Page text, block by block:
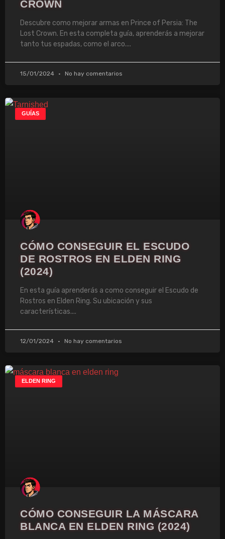
CROWN
Descubre como mejorar armas en Prince of Persia: The
Lost Crown. En esta completa guía, aprenderás a mejorar
tanto tus espadas, como el arco.
15/01/2024 No hay comentarios
GUÍAS
CÓMO CONSEGUIR EL ESCUDO
DE ROSTROS EN ELDEN RING
(2024)
En esta guía aprenderás a como conseguir el Escudo de
Rostros en Elden Ring. Su ubicación y sus
características.
12/01/2024 No hay comentarios
ELDEN RING
CÓMO CONSEGUIR LA MÁSCARA
BLANCA EN ELDEN RING (2024)